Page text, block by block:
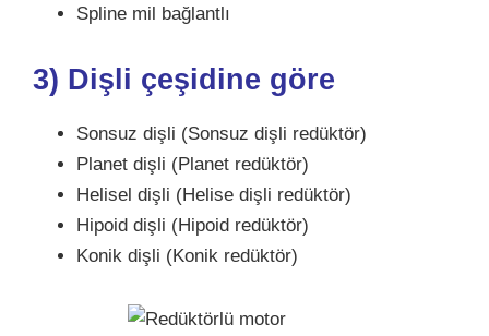
Spline mil bağlantlı
3) Dişli çeşidine göre
Sonsuz dişli (Sonsuz dişli redüktör)
Planet dişli (Planet redüktör)
Helisel dişli (Helise dişli redüktör)
Hipoid dişli (Hipoid redüktör)
Konik dişli (Konik redüktör)